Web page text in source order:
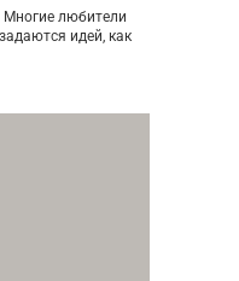
Многие любители
идей, как